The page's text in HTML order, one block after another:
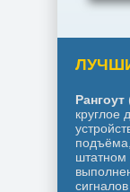
Рангоут
круглое
штатном